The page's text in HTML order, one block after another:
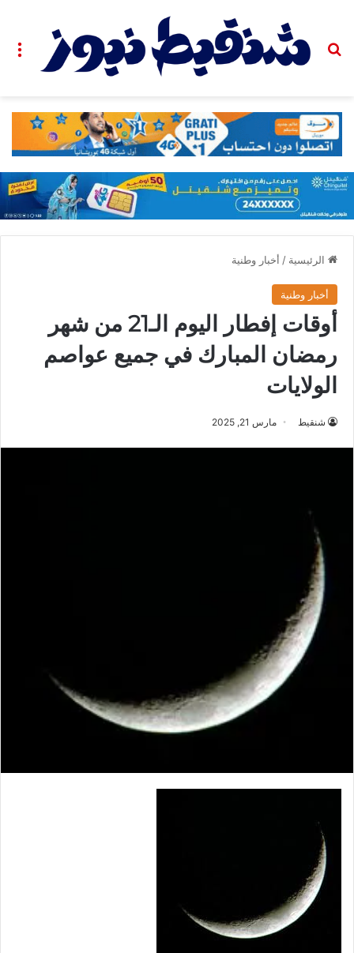
بحث عن
الرئيسية / أخبار وطنية
أخبار وطنية
أوقات إفطار اليوم الـ21 من شهر
رمضان المبارك في جميع عواصم
الولايات
شنقيط مارس 21, 2025